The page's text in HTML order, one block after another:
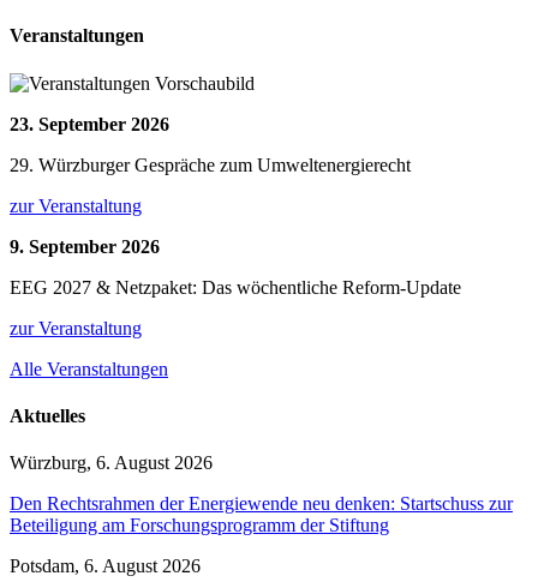
Veranstaltungen
23. September 2026
29. Würzburger Gespräche zum Umweltenergierecht
zur Veranstaltung
9. September 2026
EEG 2027 & Netzpaket: Das wöchentliche Reform-Update
zur Veranstaltung
Alle Veranstaltungen
Aktuelles
Würzburg, 6. August 2026
Den Rechtsrahmen der Energiewende neu denken: Startschuss zur
Beteiligung am Forschungsprogramm der Stiftung
Potsdam, 6. August 2026